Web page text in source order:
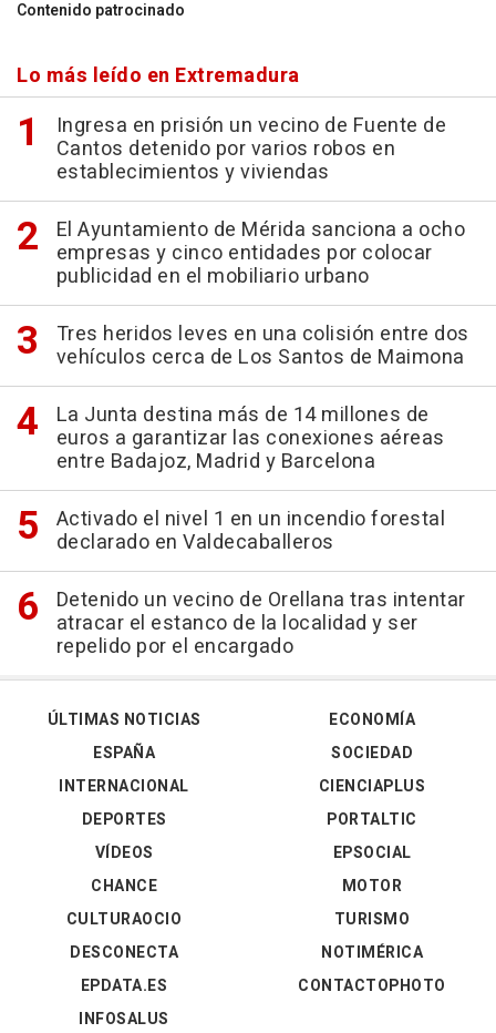
Contenido patrocinado
Lo más leído en Extremadura
Ingresa en prisión un vecino de Fuente de
Cantos detenido por varios robos en
establecimientos y viviendas
El Ayuntamiento de Mérida sanciona a ocho
empresas y cinco entidades por colocar
publicidad en el mobiliario urbano
Tres heridos leves en una colisión entre dos
vehículos cerca de Los Santos de Maimona
La Junta destina más de 14 millones de
euros a garantizar las conexiones aéreas
entre Badajoz, Madrid y Barcelona
Activado el nivel 1 en un incendio forestal
declarado en Valdecaballeros
Detenido un vecino de Orellana tras intentar
atracar el estanco de la localidad y ser
repelido por el encargado
ÚLTIMAS NOTICIAS
ESPAÑA
INTERNACIONAL
DEPORTES
VÍDEOS
ECONOMÍA
SOCIEDAD
CIENCIAPLUS
PORTALTIC
EPSOCIAL
CHANCE
CULTURAOCIO
DESCONECTA
EPDATA.ES
INFOSALUS
MOTOR
TURISMO
NOTIMÉRICA
CONTACTOPHOTO